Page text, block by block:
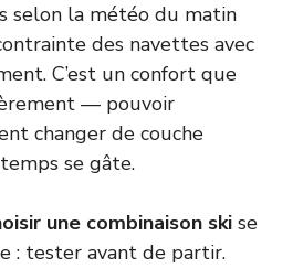
selon la météo du matin
des navettes avec
C’est un confort que
— pouvoir
changer de couche
se gâte.
une combinaison ski se
: tester avant de partir.